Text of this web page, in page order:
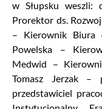
w Słupsku
Prorektor ds.
– Kierownik Biura
Powelska –
Medwid –
Tomasz Jerzak –
przedstawiciel